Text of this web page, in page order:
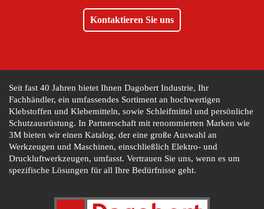
Kontaktieren Sie uns
Seit fast 40 Jahren bietet Ihnen Dagobert Industrie, Ihr
Fachhändler, ein umfassendes Sortiment an hochwertigen
Klebstoffen und Klebemitteln, sowie Schleifmittel und persönliche
Schutzausrüstung. In Partnerschaft mit renommierten Marken wie
3M bieten wir einen Katalog, der eine große Auswahl an
Werkzeugen und Maschinen, einschließlich Elektro- und
Druckluftwerkzeugen, umfasst. Vertrauen Sie uns, wenn es um
spezifische Lösungen für all Ihre Bedürfnisse geht.